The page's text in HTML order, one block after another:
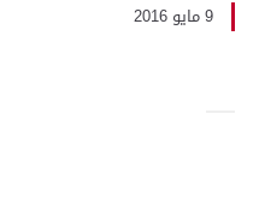
9 مايو 2016